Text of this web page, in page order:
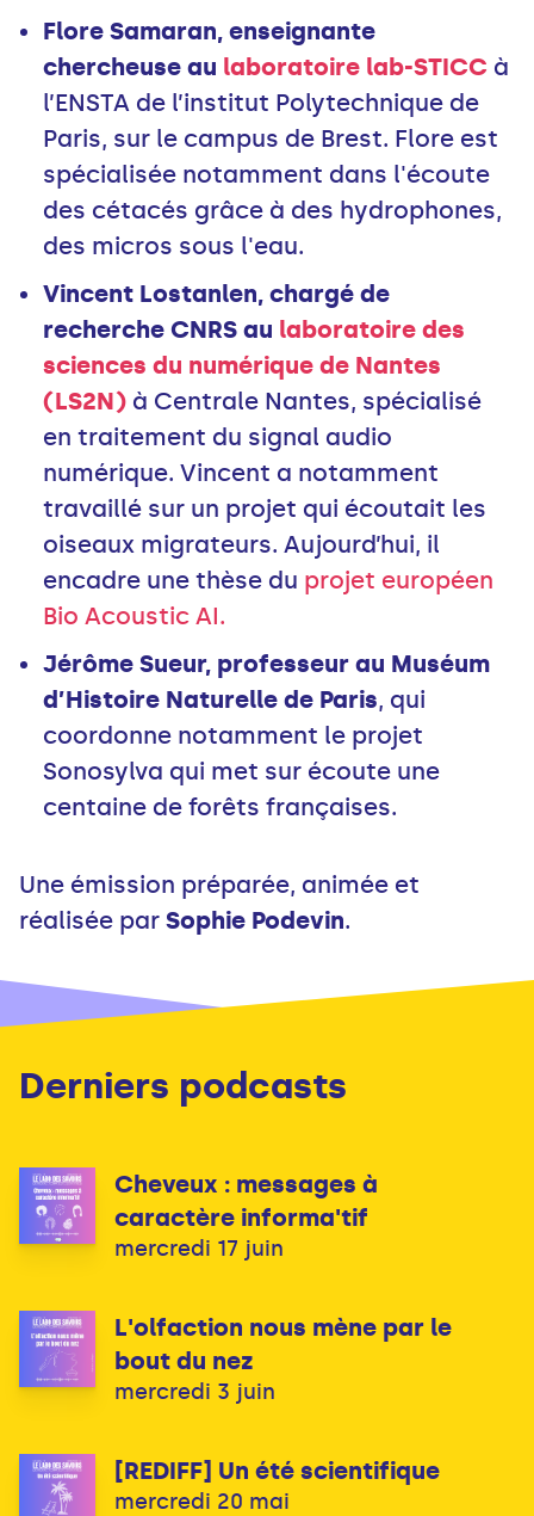
Flore Samaran, enseignante
chercheuse au laboratoire lab-STICC à
l’ENSTA de l’institut Polytechnique de
Paris, sur le campus de Brest. Flore est
spécialisée notamment dans l'écoute
des cétacés grâce à des hydrophones,
des micros sous l'eau.
Vincent Lostanlen, chargé de
recherche CNRS au laboratoire des
sciences du numérique de Nantes
(LS2N) à Centrale Nantes, spécialisé
en traitement du signal audio
numérique. Vincent a notamment
travaillé sur un projet qui écoutait les
oiseaux migrateurs. Aujourd’hui, il
encadre une thèse du projet européen
Bio Acoustic AI.
Jérôme Sueur, professeur au Muséum
d’Histoire Naturelle de Paris, qui
coordonne notamment le projet
Sonosylva qui met sur écoute une
centaine de forêts françaises.
Une émission préparée, animée et
réalisée par Sophie Podevin.
Derniers podcasts
Cheveux : messages à
caractère informa'tif
mercredi 17 juin
L'olfaction nous mène par le
bout du nez
mercredi 3 juin
[REDIFF] Un été scientifique
mercredi 20 mai